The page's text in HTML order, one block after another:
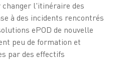
changer l'itinéraire des
à des incidents rencontrés
ePOD de nouvelle
peu de formation et
par des effectifs